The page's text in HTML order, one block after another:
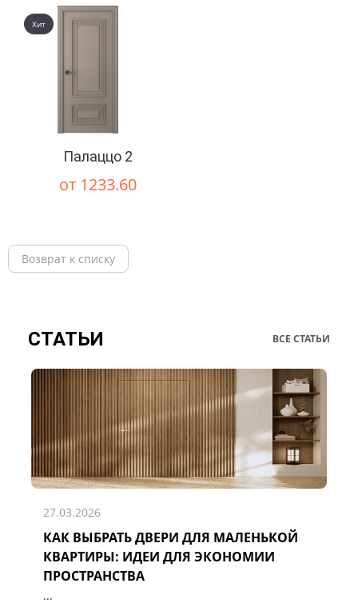
Палаццо 2
от 1233.60
Хит
Возврат к списку
СТАТЬИ ВСЕ СТАТЬИ
27.03.2026
КАК ВЫБРАТЬ ДВЕРИ ДЛЯ МАЛЕНЬКОЙ
КВАРТИРЫ: ИДЕИ ДЛЯ ЭКОНОМИИ
ПРОСТРАНСТВА
...